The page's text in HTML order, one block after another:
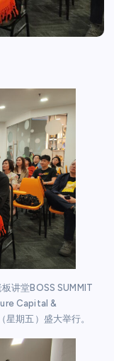
讲堂BOSS SUMMIT
Capital &
期五）盛大举行。